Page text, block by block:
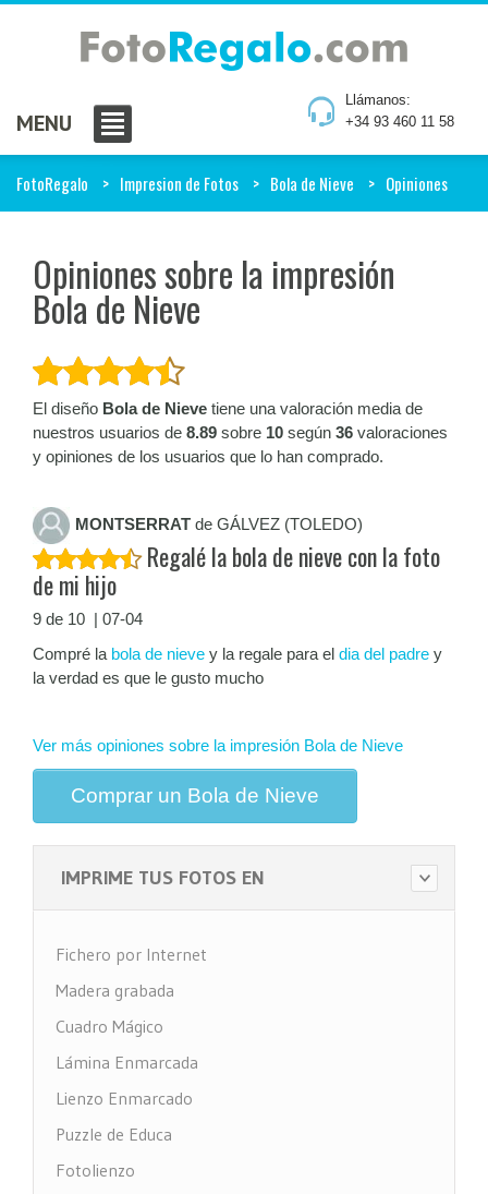
Llámanos:
+34 93 460 11 58
MENU
FotoRegalo Impresion de Fotos Bola de Nieve Opiniones
Opiniones sobre la impresión
Bola de Nieve
El diseño Bola de Nieve tiene una valoración media de
nuestros usuarios de 8.89 sobre 10 según 36 valoraciones
y opiniones de los usuarios que lo han comprado.
MONTSERRAT de GÁLVEZ (TOLEDO)
Regalé la bola de nieve con la foto
de mi hijo
9 de 10 | 07-04
Compré la bola de nieve y la regale para el dia del padre y
la verdad es que le gusto mucho
Ver más opiniones sobre la impresión Bola de Nieve
Comprar un Bola de Nieve
IMPRIME TUS FOTOS EN
Fichero por Internet
Madera grabada
Cuadro Mágico
Lámina Enmarcada
Lienzo Enmarcado
Puzzle de Educa
Fotolienzo